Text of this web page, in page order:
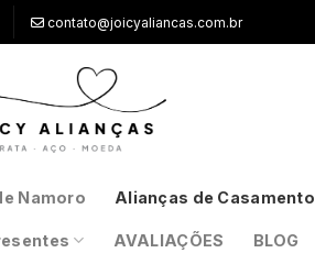
contato@joicyaliancas.com.br
Namoro Alianças de Casamento
AVALIAÇÕES BLOG